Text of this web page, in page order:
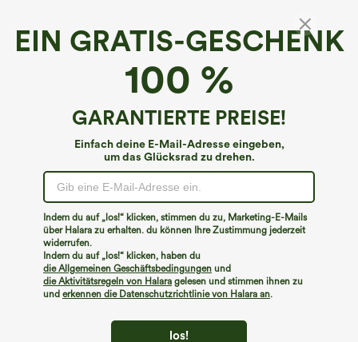
EIN GRATIS-GESCHENK
100 %
GARANTIERTE PREISE!
Einfach deine E-Mail-Adresse eingeben,
um das Glücksrad zu drehen.
Indem du auf „los!“ klicken, stimmen du zu, Marketing-E-Mails
über Halara zu erhalten. du können Ihre Zustimmung jederzeit
widerrufen.
Indem du auf „los!“ klicken, haben du
die Allgemeinen Geschäftsbedingungen und
die Aktivitätsregeln von Halara gelesen und stimmen ihnen zu
und erkennen die Datenschutzrichtlinie von Halara an.
los!
SoftlyZero™*
SoftlyZero™ Extra hoch geschnittene
Umstands-Yoga-Leggings, 7/8-Länge -
€35,95 EUR